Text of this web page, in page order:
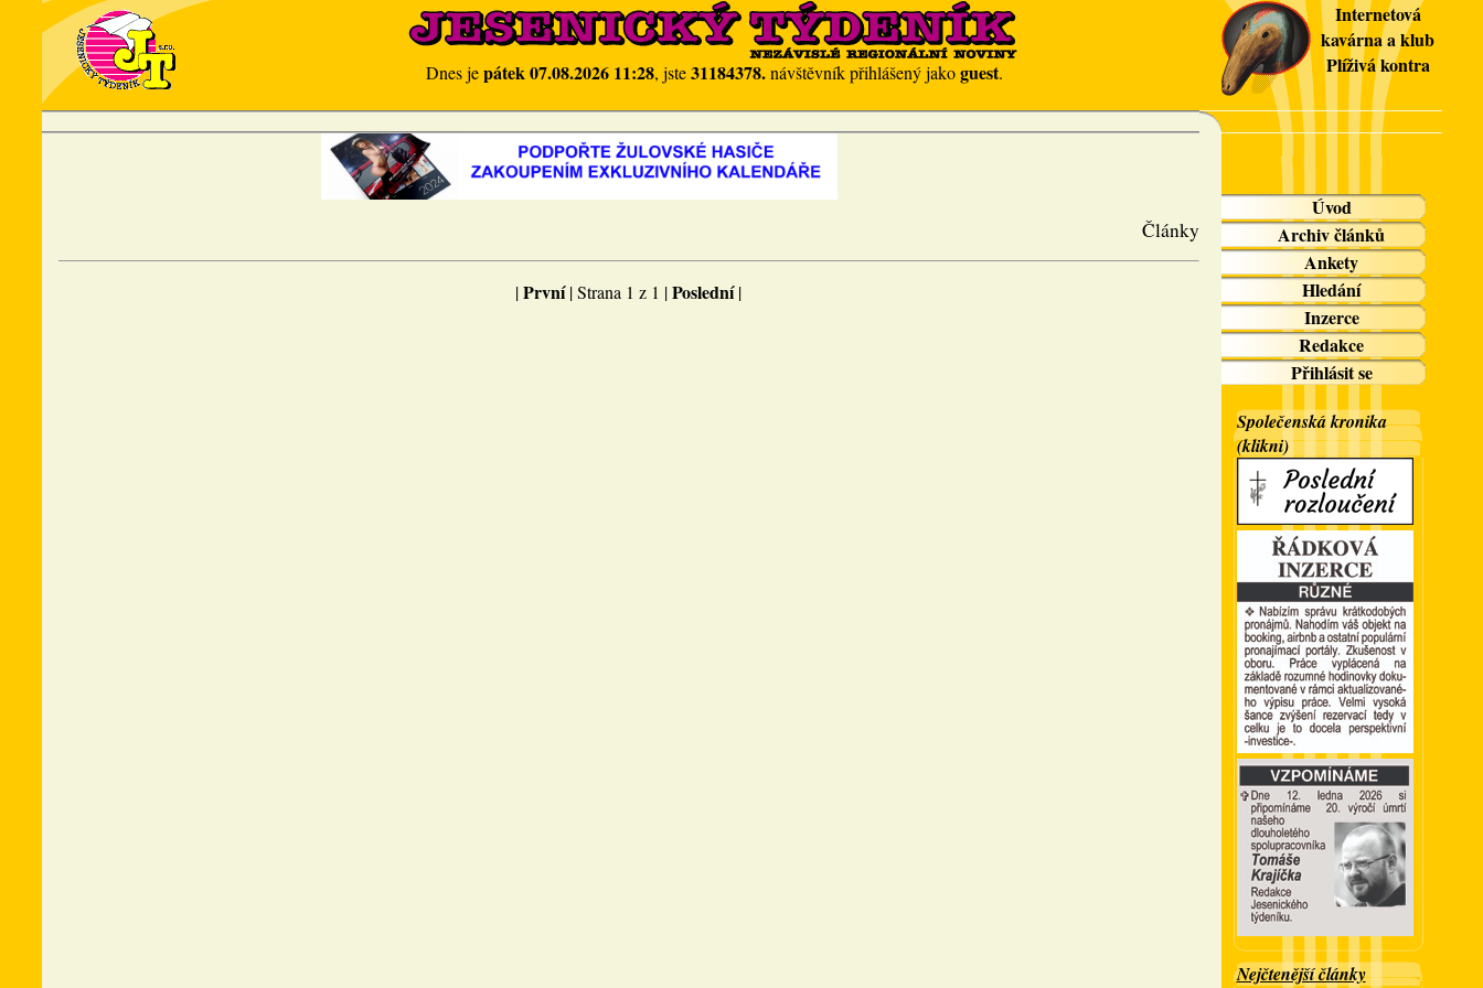
Dnes jepátek 07.08.2026 11:28, jste31184378.návštěvník přihlášený jakoguest.
Internetová
kavárna a klub
Plíživá kontra
Články
|První| Strana 1 z 1 |Poslední|
Úvod
Archiv článků
Ankety
Hledání
Inzerce
Redakce
Přihlásit se
Společenská kronika
(klikni)
Nejčtenější články